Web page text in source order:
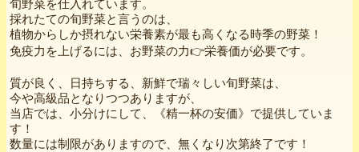
旬野菜を仕入れています。
採れたての旬野菜と言うのは、
植物からしか摂れない栄養素が最も高くなる時季の野菜！
免疫力を上げるには、お野菜の力👉栄養価が必要です。
質が良く、日持ちする、新鮮で瑞々しい旬野菜は、
今や高級品となりつつありますが、
当店では、小分けにして、《精一杯の安価》で提供していま
す！
数量には制限がありますので、無くなり次第終了です！